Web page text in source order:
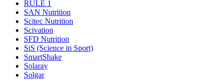
RULE 1
SAN Nutrition
Scitec Nutrition
Scivation
SFD Nutrition
SiS (Science in Sport)
SmartShake
Solaray
Solgar